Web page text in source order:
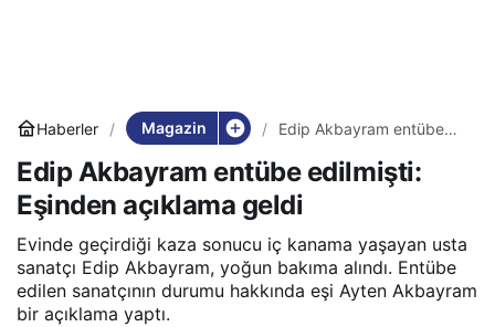
Haberler Magazin
Edip Akbayram entübe
açıklama geldi
Edip Akbayram entübe edilmişti:
Eşinden açıklama geldi
Evinde geçirdiği kaza sonucu iç kanama yaşayan usta
sanatçı Edip Akbayram, yoğun bakıma alındı. Entübe
edilen sanatçının durumu hakkında eşi Ayten Akbayram
bir açıklama yaptı.